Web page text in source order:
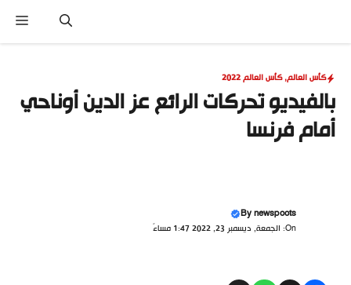
المحتوى
كأس العالم,كأس العالم 2022
بالفيديو تحركات الرائع عز الدين أوناحي
أمام فرنسا
Bynewspoots
On: الجمعة, ديسمبر 23, 2022 1:47 مساءً